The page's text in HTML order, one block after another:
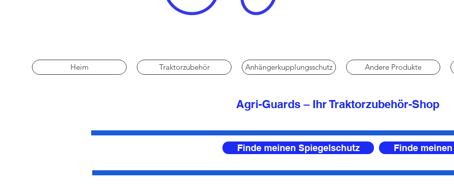
Heim Traktorzubehör Anhängerkupplungsschutz Andere Produkte
Agri-Guards – Ihr Traktorzubehör-Shop
Finde meinen Spiegelschutz Finde